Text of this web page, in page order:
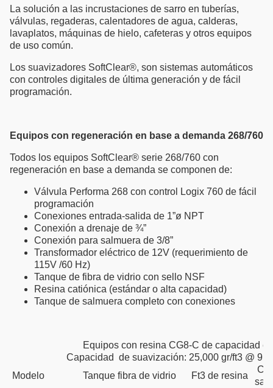
La solución a las incrustaciones de sarro en tuberías,
válvulas, regaderas, calentadores de agua, calderas,
lavaplatos, máquinas de hielo, cafeteras y otros equipos
de uso común.
Los suavizadores SoftClear®, son sistemas automáticos
con controles digitales de última generación y de fácil
programación.
Equipos con regeneración en base a demanda 268/760
Todos los equipos SoftClear® serie 268/760 con
regeneración en base a demanda se componen de:
Válvula Performa 268 con control Logix 760 de fácil
programación
Conexiones entrada-salida de 1”ø NPT
Conexión a drenaje de ¾”
Conexión para salmuera de 3/8”
Transformador eléctrico de 12V (requerimiento de
115V /60 Hz)
Tanque de fibra de vidrio con sello NSF
Resina catiónica (estándar o alta capacidad)
Tanque de salmuera completo con conexiones
Equipos con resina CG8-C de capacidad
Capacidad de suavización: 25,000 gr/ft3 @ 9
Modelo
Tanque fibra de vidrio Ft3 de resina
sal